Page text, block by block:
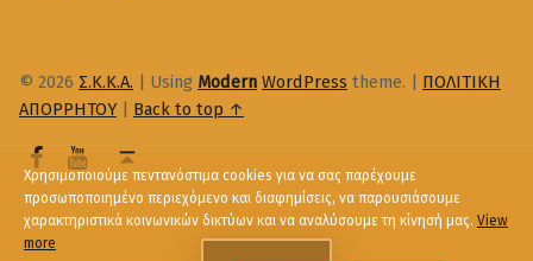
© 2026 Σ.Κ.Κ.Α. | Using Modern WordPress theme. | ΠΟΛΙΤΙΚΗ
ΑΠΟΡΡΗΤΟΥ | Back to top ↑
Χρησιμοποιούμε πεντανόστιμα cookies για να σας παρέχουμε
προσωποποιημένο περιεχόμενο και διαφημίσεις, να παρουσιάσουμε
χαρακτηριστικά κοινωνικών δικτύων και να αναλύσουμε τη κίνησή μας. View
more